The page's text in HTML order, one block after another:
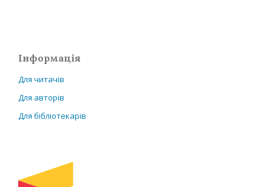
Інформація
Для читачів
Для авторів
Для бібліотекарів